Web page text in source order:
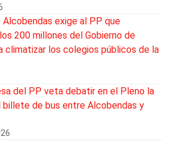
Alcobendas exige al PP que
200 millones del Gobierno de
climatizar los colegios públicos de la
del PP veta debatir en el Pleno la
billete de bus entre Alcobendas y